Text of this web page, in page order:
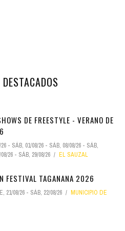
DE FREESTYLE - VERANO DE
- SÁB, 01/08/26 - SÁB, 08/08/26 - SÁB,
26 - SÁB, 29/08/26 EL SAUZAL
FESTIVAL TAGANANA 2026
21/08/26 - SÁB, 22/08/26
MUNICIPIO DE